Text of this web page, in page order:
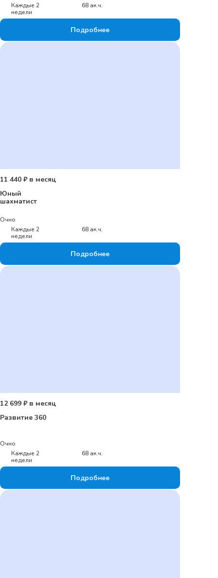
Подробнее
68 ак.ч.
Каждые 2
недели
Подробнее
68 ак.ч.
Каждые 2
недели
Очно
11 440 ₽ в месяц
Юный
шахматист
Подробнее
68 ак.ч.
Каждые 2
недели
Очно
12 699 ₽ в месяц
Развитие 360